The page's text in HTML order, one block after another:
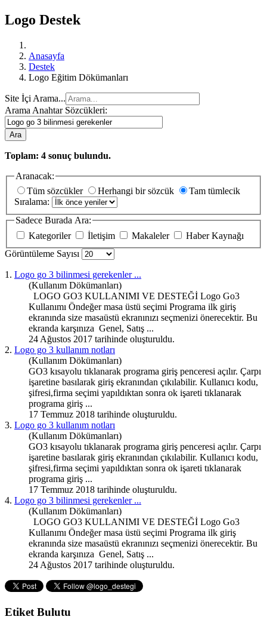
Logo Destek
Anasayfa
Destek
Logo Eğitim Dökümanları
Site İçi Arama...
Arama Anahtar Sözcükleri:
Ara
Toplam: 4 sonuç bulundu.
Aranacak:
Tüm sözcükler
Herhangi bir sözcük
Tam tümlecik
Sıralama:
Sadece Burada Ara:
Kategoriler
İletişim Makaleler
Haber Kaynağı
Görüntüleme Sayısı
1. Logo go 3 bilinmesi gerekenler...
(Kullanım Dökümanları)
LOGO GO3 KULLANIMI VE DESTEĞİ Logo Go3
Kullanımı Öndeğer masa üstü seçimi Programa ilk giriş
ekranında size masaüstü ekranınızı seçmenizi önerecektir. Bu
ekranda karşınıza Genel, Satış ...
24 Ağustos 2017 tarihinde oluşturuldu.
2. Logo go 3 kullanım notları
(Kullanım Dökümanları)
GO3 kısayolu tıklanarak programa giriş penceresi açılır. Çarpı
işaretine basılarak giriş ekranından çıkılabilir. Kullanıcı kodu,
şifresi,firma seçimi yapıldıktan sonra ok işareti tıklanarak
programa giriş ...
17 Temmuz 2018 tarihinde oluşturuldu.
3. Logo go 3 kullanım notları
(Kullanım Dökümanları)
GO3 kısayolu tıklanarak programa giriş penceresi açılır. Çarpı
işaretine basılarak giriş ekranından çıkılabilir. Kullanıcı kodu,
şifresi,firma seçimi yapıldıktan sonra ok işareti tıklanarak
programa giriş ...
17 Temmuz 2018 tarihinde oluşturuldu.
4. Logo go 3 bilinmesi gerekenler...
(Kullanım Dökümanları)
LOGO GO3 KULLANIMI VE DESTEĞİ Logo Go3
Kullanımı Öndeğer masa üstü seçimi Programa ilk giriş
ekranında size masaüstü ekranınızı seçmenizi önerecektir. Bu
ekranda karşınıza Genel, Satış ...
24 Ağustos 2017 tarihinde oluşturuldu.
Etiket Bulutu